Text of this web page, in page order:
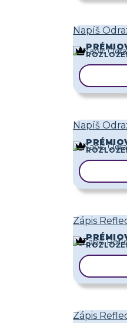
Napíš
Napíš
Zápis
Zápis